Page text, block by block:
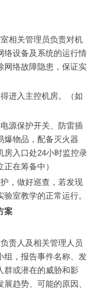
相关管理员负责对机
络设备及系统的运行情
网络故障隐患，保证实
进入主控机房。（如
源保护开关、防雷插
爆物品，配备灭火器
房入口处24小时监控录
在筹备中）
，做好巡查，若发现
室教学的正常运行。
案
责人及相关管理人员
组，报告事件名称、发
群或潜在的威胁和影
趋势、可能的原因、